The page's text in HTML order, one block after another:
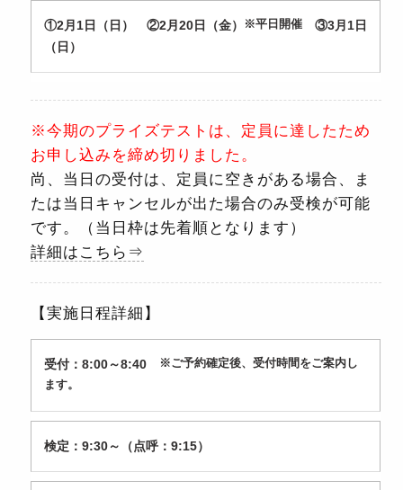
①2月1日（日） ②2月20日（金） ※平日開催③3月1日
（日）
※今期のプライズテストは、定員に達したため
お申し込みを締め切りました。
尚、当日の受付は、定員に空きがある場合、ま
たは当日キャンセルが出た場合のみ受検が可能
です。（当日枠は先着順となります）
詳細はこちら⇒
【実施日程詳細】
受付：8:00～8:40
※ご予約確定後、受付時間をご案内し
ます。
検定：9:30～（点呼：9:15）